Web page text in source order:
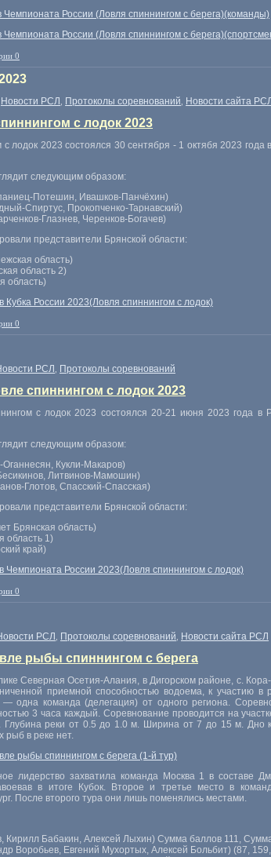
Чемпионата России (Ловля спиннингом с берега)(команды)
Чемпионата России (Ловля спиннингом с
0
Новости РСЛ Протоколы соревнований Новости сайта РСЛ
с лодок 2023
лодок 2023 состоялся 30 сентября - 1 октябя 2023
следующим образом:
Потешин, Ивашков-Панчёхин)
Спиртус, Прокопченко-Тарнавский)
Глазнев, Черенков-Богачев)
представители Брянской области:
область)
область 2)
область)
Кубка России 2023(Ловля спиннингом с лодок)
0
РСЛ Протоколы соревнований
спиннингом с лодок 2023
с лодок 2023 состоялся 20-21 июня 2023 года в
следующим образом:
Оганнесян, Кукли-Макаров)
Литвинов-Мамошин)
Глотов, Спасский-Спасская)
представители Брянской области:
Брянская область)
область 1)
край)
Чемпионата России 2023(Ловля спиннингом с лодок)
0
РСЛ Протоколы соревнований Новости сайта РСЛ
рыбы спиннингом с берега
СевернаяОсетия-Алания, в Дигорском районе, с.
приемной способностью водоема, к участию в
— одна команда (делегация) от одного региона.
3 часа каждый. Соревнование проводится на
реки от 0.5 до 1.0 м. Ширина от 7 до 15 м. Дно
рыб в реке нет.
рыбы спиннингом с берега (1-й тур)
лидерство захватила команда Москва 1 в
в итоге Кубок. Второе и третье место в
. После второго тура они лишь поменялись местами.
Кирилл Бабакин, Алексей Лыхин) Сумма баллов 111,
Воробьев, Евгений Мухортых, Алексей Больбит) (87,